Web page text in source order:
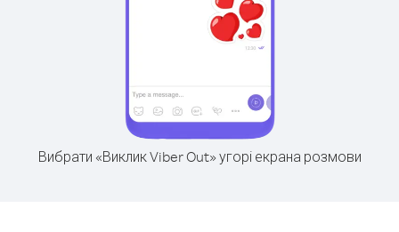
Вибрати «Виклик Viber Out» угорі екрана розмови